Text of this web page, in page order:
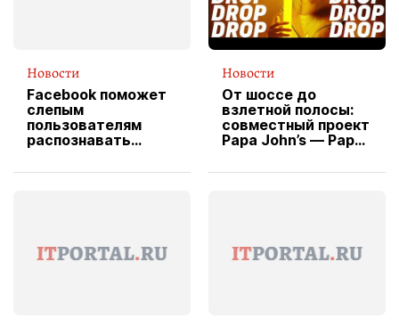
Новости
Facebook поможет
слепым
пользователям
распознавать
Новости
От шоссе до
взлетной полосы:
совместный проект
Papa John’s — Papa
вводит